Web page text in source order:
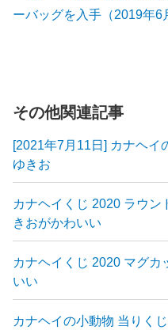
ーバッグを入手（2019年6
その他関連記事
[2021年7月11日] カナヘイ
ゆきお
カナヘイくじ 2020 ラウン
きおがかわいい
カナヘイくじ 2020 マグカ
いい
カナヘイの小動物 当りく